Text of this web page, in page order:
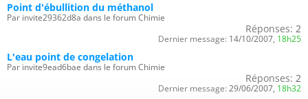
Point d'ébullition du méthanol
Par invite29362d8a dans le forum Chimie
Réponses: 2
Dernier message: 14/10/2007, 18h25
L'eau point de congelation
Par invite9ead6bae dans le forum Chimie
Réponses: 2
Dernier message: 29/06/2007, 18h32